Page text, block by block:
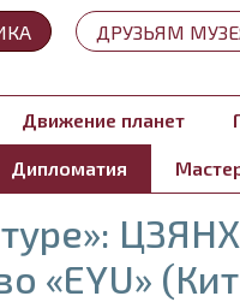
Движение планет
Дипломатия
ДРУЗЬЯМ
«EYU»